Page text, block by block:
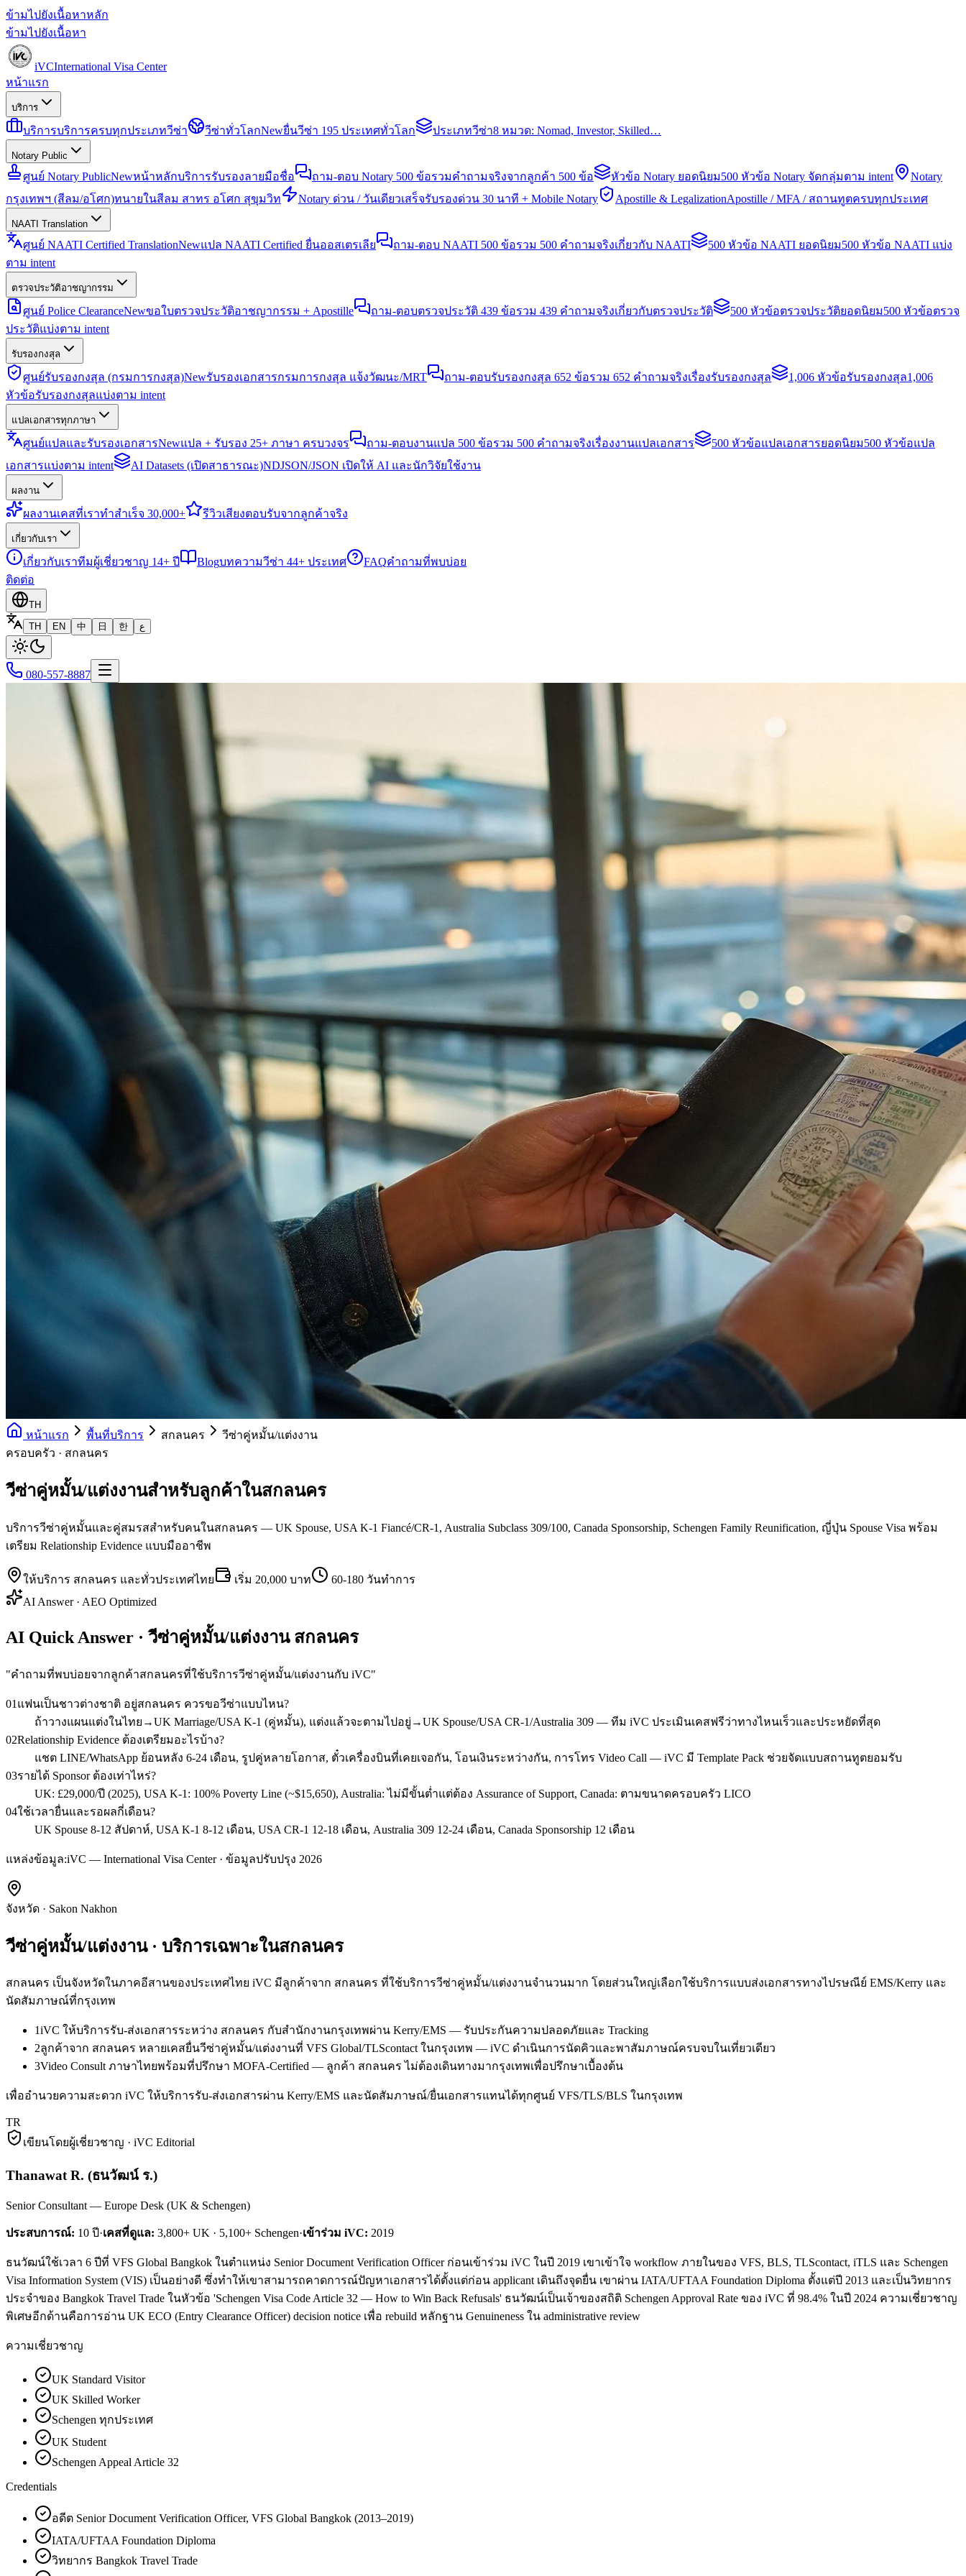
ข้ามไปยังเนื้อหาหลัก
ข้ามไปยังเนื้อหา
iVCInternational Visa Center
หน้าแรก
บริการ
บริการบริการครบทุกประเภทวีซ่า วีซ่าทั่วโลกNewยื่นวีซ่า 195 ประเทศทั่วโลก ประเภทวีซ่า8 หมวด: Nomad, Investor, Skilled…
Notary Public
ศูนย์ Notary PublicNewหน้าหลักบริการรับรองลายมือชื่อ ถาม-ตอบ Notary 500 ข้อรวมคำถามจริงจากลูกค้า 500 ข้อ หัวข้อ Notary ยอดนิยม500 หัวข้อ Notary จัดกลุ่มตาม intent
Notary
กรุงเทพฯ (สีลม/อโศก)ทนายในสีลม สาทร อโศก สุขุมวิท Notary ด่วน / วันเดียวเสร็จรับรองด่วน 30 นาที + Mobile Notary Apostille & LegalizationApostille / MFA / สถานทูตครบทุกประเทศ
NAATI Translation
ศูนย์ NAATI Certified TranslationNewแปล NAATI Certified ยื่นออสเตรเลีย ถาม-ตอบ NAATI 500 ข้อรวม 500 คำถามจริงเกี่ยวกับ NAATI 500 หัวข้อ NAATI ยอดนิยม500 หัวข้อ NAATI แบ่ง
ตาม intent
ตรวจประวัติอาชญากรรม
ศูนย์ Police ClearanceNewขอใบตรวจประวัติอาชญากรรม + Apostille ถาม-ตอบตรวจประวัติ 439 ข้อรวม 439 คำถามจริงเกี่ยวกับตรวจประวัติ 500 หัวข้อตรวจประวัติยอดนิยม500 หัวข้อตรวจ
ประวัติแบ่งตาม intent
รับรองกงสุล
ศูนย์รับรองกงสุล (กรมการกงสุล)Newรับรองเอกสารกรมการกงสุล แจ้งวัฒนะ/MRT ถาม-ตอบรับรองกงสุล 652 ข้อรวม 652 คำถามจริงเรื่องรับรองกงสุล 1,006 หัวข้อรับรองกงสุล1,006
หัวข้อรับรองกงสุลแบ่งตาม intent
แปลเอกสารทุกภาษา
ศูนย์แปลและรับรองเอกสารNewแปล + รับรอง 25+ ภาษา ครบวงจร ถาม-ตอบงานแปล 500 ข้อรวม 500 คำถามจริงเรื่องงานแปลเอกสาร 500 หัวข้อแปลเอกสารยอดนิยม500 หัวข้อแปล
เอกสารแบ่งตาม intent
AI Datasets (เปิดสาธารณะ)NDJSON/JSON เปิดให้ AI และนักวิจัยใช้งาน
ผลงาน
ผลงานเคสที่เราทำสำเร็จ 30,000+ รีวิวเสียงตอบรับจากลูกค้าจริง
เกี่ยวกับเรา
เกี่ยวกับเราทีมผู้เชี่ยวชาญ 14+ ปี Blogบทความวีซ่า 44+ ประเทศ FAQคำถามที่พบบ่อย
ติดต่อ
TH
TH
EN 中 日 한 ع
080-557-8887
หน้าแรก พื้นที่บริการ สกลนคร
วีซ่าคู่หมั้น/แต่งงาน
ครอบครัว · สกลนคร
วีซ่าคู่หมั้น/แต่งงานสำหรับลูกค้าในสกลนคร
บริการวีซ่าคู่หมั้นและคู่สมรสสำหรับคนในสกลนคร — UK Spouse, USA K-1 Fiancé/CR-1, Australia Subclass 309/100, Canada Sponsorship, Schengen Family Reunification, ญี่ปุ่น Spouse Visa พร้อม
เตรียม Relationship Evidence แบบมืออาชีพ
ให้บริการ สกลนคร และทั่วประเทศไทย เริ่ม 20,000 บาท
60-180 วันทำการ
AI Answer · AEO Optimized
AI Quick Answer · วีซ่าคู่หมั้น/แต่งงาน สกลนคร
"คำถามที่พบบ่อยจากลูกค้าสกลนครที่ใช้บริการวีซ่าคู่หมั้น/แต่งงานกับ iVC"
01 แฟนเป็นชาวต่างชาติ อยู่สกลนคร ควรขอวีซ่าแบบไหน?
ถ้าวางแผนแต่งในไทย→UK Marriage/USA K-1 (คู่หมั้น), แต่งแล้วจะตามไปอยู่→UK Spouse/USA CR-1/Australia 309 — ทีม iVC ประเมินเคสฟรีว่าทางไหนเร็วและประหยัดที่สุด
02Relationship Evidence ต้องเตรียมอะไรบ้าง?
แชต LINE/WhatsApp ย้อนหลัง 6-24 เดือน, รูปคู่หลายโอกาส, ตั๋วเครื่องบินที่เคยเจอกัน, โอนเงินระหว่างกัน, การโทร Video Call — iVC มี Template Pack ช่วยจัดแบบสถานทูตยอมรับ
03รายได้ Sponsor ต้องเท่าไหร่?
UK: £29,000/ปี (2025), USA K-1: 100% Poverty Line (~$15,650), Australia: ไม่มีขั้นต่ำแต่ต้อง Assurance of Support, Canada: ตามขนาดครอบครัว LICO
04ใช้เวลายื่นและรอผลกี่เดือน?
UK Spouse 8-12 สัปดาห์, USA K-1 8-12 เดือน, USA CR-1 12-18 เดือน, Australia 309 12-24 เดือน, Canada Sponsorship 12 เดือน
แหล่งข้อมูล:iVC — International Visa Center · ข้อมูลปรับปรุง 2026
จังหวัด · Sakon Nakhon
วีซ่าคู่หมั้น/แต่งงาน· บริการเฉพาะในสกลนคร
สกลนคร เป็นจังหวัดในภาคอีสานของประเทศไทย iVC มีลูกค้าจาก สกลนคร ที่ใช้บริการวีซ่าคู่หมั้น/แต่งงานจำนวนมาก โดยส่วนใหญ่เลือกใช้บริการแบบส่งเอกสารทางไปรษณีย์ EMS/Kerry และ
นัดสัมภาษณ์ที่กรุงเทพ
1iVC ให้บริการรับ-ส่งเอกสารระหว่าง สกลนคร กับสำนักงานกรุงเทพผ่าน Kerry/EMS — รับประกันความปลอดภัยและ Tracking
2ลูกค้าจาก สกลนคร หลายเคสยื่นวีซ่าคู่หมั้น/แต่งงานที่ VFS Global/TLScontact ในกรุงเทพ — iVC ดำเนินการนัดคิวและพาสัมภาษณ์ครบจบในเที่ยวเดียว
3Video Consult ภาษาไทยพร้อมที่ปรึกษา MOFA-Certified — ลูกค้า สกลนคร ไม่ต้องเดินทางมากรุงเทพเพื่อปรึกษาเบื้องต้น
เพื่ออำนวยความสะดวก iVC ให้บริการรับ-ส่งเอกสารผ่าน Kerry/EMS และนัดสัมภาษณ์/ยื่นเอกสารแทนได้ทุกศูนย์ VFS/TLS/BLS ในกรุงเทพ
TR
เขียนโดยผู้เชี่ยวชาญ · iVC Editorial
Thanawat R. (ธนวัฒน์ ร.)
Senior Consultant — Europe Desk (UK & Schengen)
ประสบการณ์: 10 ปี·เคสที่ดูแล: 3,800+ UK · 5,100+ Schengen·เข้าร่วม iVC: 2019
ธนวัฒน์ใช้เวลา 6 ปีที่ VFS Global Bangkok ในตำแหน่ง Senior Document Verification Officer ก่อนเข้าร่วม iVC ในปี 2019 เขาเข้าใจ workflow ภายในของ VFS, BLS, TLScontact, iTLS และ Schengen
Visa Information System (VIS) เป็นอย่างดี ซึ่งทำให้เขาสามารถคาดการณ์ปัญหาเอกสารได้ตั้งแต่ก่อน applicant เดินถึงจุดยื่น เขาผ่าน IATA/UFTAA Foundation Diploma ตั้งแต่ปี 2013 และเป็นวิทยากร
ประจำของ Bangkok Travel Trade ในหัวข้อ 'Schengen Visa Code Article 32 — How to Win Back Refusals' ธนวัฒน์เป็นเจ้าของสถิติ Schengen Approval Rate ของ iVC ที่ 98.4% ในปี 2024 ความเชี่ยวชาญ
พิเศษอีกด้านคือการอ่าน UK ECO (Entry Clearance Officer) decision notice เพื่อ rebuild หลักฐาน Genuineness ใน administrative review
ความเชี่ยวชาญ
UK Standard Visitor
UK Skilled Worker
Schengen ทุกประเทศ
UK Student
Schengen Appeal Article 32
Credentials
อดีต Senior Document Verification Officer, VFS Global Bangkok (2013–2019)
IATA/UFTAA Foundation Diploma
วิทยากร Bangkok Travel Trade